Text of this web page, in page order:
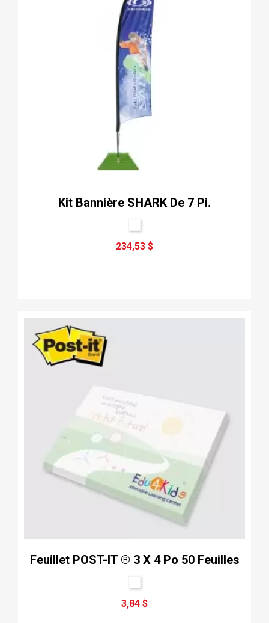
Kit Bannière SHARK De 7 Pi.
234,53 $
Feuillet POST-IT ® 3 X 4 Po 50 Feuilles
3,84 $